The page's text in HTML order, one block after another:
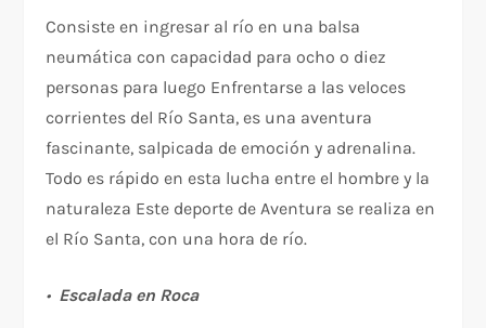
Consiste en ingresar al río en una balsa
neumática con capacidad para ocho o diez
personas para luego Enfrentarse a las veloces
corrientes del Río Santa, es una aventura
fascinante, salpicada de emoción y adrenalina.
Todo es rápido en esta lucha entre el hombre y la
naturaleza Este deporte de Aventura se realiza en
el Río Santa, con una hora de río.
• Escalada en Roca